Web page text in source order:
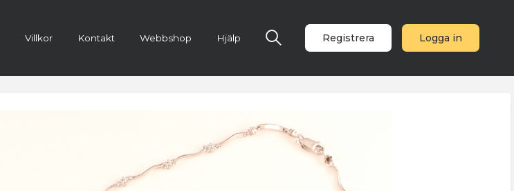
Villkor Kontakt Webbshop Hjälp Registrera Logga in